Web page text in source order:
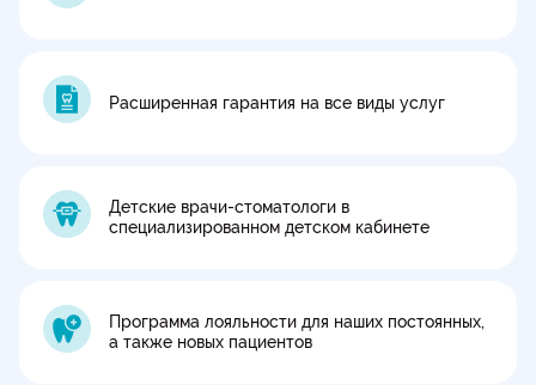
Расширенная гарантия на все виды услуг
Детские врачи-стоматологи в
специализированном детском кабинете
Программа лояльности для наших постоянных,
а также новых пациентов